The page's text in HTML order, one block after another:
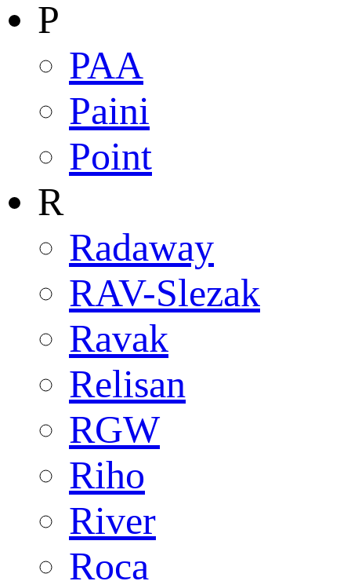
P
PAA
Paini
Point
R
Radaway
RAV-Slezak
Ravak
Relisan
RGW
Riho
River
Roca